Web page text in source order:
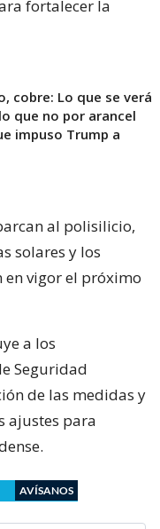
fortalecer la
cobre: Lo que se verá
que no por arancel
impuso Trump a
al polisilicio,
solares y los
vigor el próximo
a los
Seguridad
de las medidas y
ajustes para
AVÍSANOS